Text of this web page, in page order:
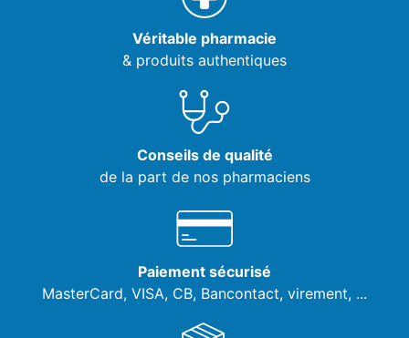
Véritable pharmacie
& produits authentiques
Conseils de qualité
de la part de nos pharmaciens
Paiement sécurisé
MasterCard, VISA, CB, Bancontact, virement, ...